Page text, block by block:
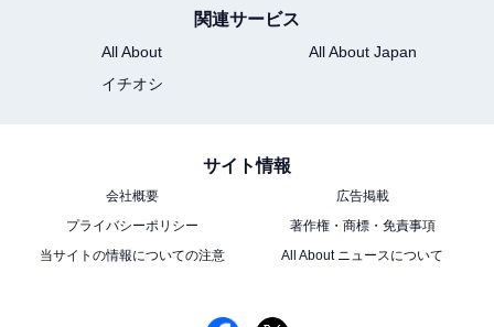
関連サービス
All About
All About Japan
イチオシ
サイト情報
会社概要
広告掲載
プライバシーポリシー
著作権・商標・免責事項
当サイトの情報についての注意
All About ニュースについて